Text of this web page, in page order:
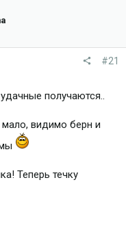
#21
получаются..
видимо берн и
Теперь течку